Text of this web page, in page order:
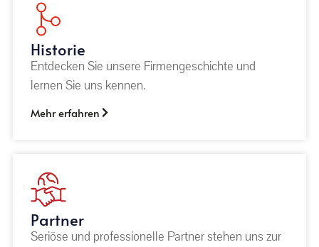
Historie
Entdecken Sie unsere Firmengeschichte und
lernen Sie uns kennen.
Mehr erfahren
Partner
Seriöse und professionelle Partner stehen uns zur